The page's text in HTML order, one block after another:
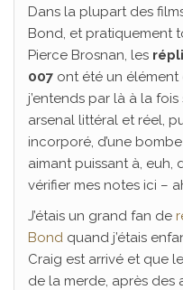
Dans la plupart des
Bond, et pratiquement
Pierce Brosnan, les
007 ont été un élément
j’entends par là à la
arsenal littéral et réel,
incorporé, d’une
aimant puissant à, euh,
vérifier mes notes ici –
J’étais un grand fan de
Bond quand j’étais
Craig est arrivé et que
de la merde, après des